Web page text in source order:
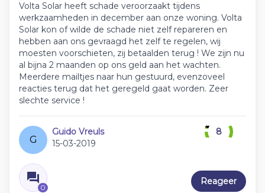
Volta Solar heeft schade veroorzaakt tijdens
werkzaamheden in december aan onze woning. Volta
Solar kon of wilde de schade niet zelf repareren en
hebben aan ons gevraagd het zelf te regelen, wij
moesten voorschieten, zij betaalden terug ! We zijn nu
al bijna 2 maanden op ons geld aan het wachten.
Meerdere mailtjes naar hun gestuurd, evenzoveel
reacties terug dat het geregeld gaat worden. Zeer
slechte service !
G
Guido Vreuls
15-03-2019
0
8
Reageer